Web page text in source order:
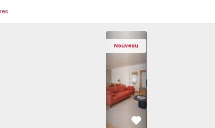
Varzim, Póvoa de Varzim, Beiriz e Argivai - 1574602 - 20
Póvoa de Varzim, Póvoa de Varzim, Beiriz e Argivai -
T3 Póvoa de Varzim, Póvoa de Varzim, Beiriz
Appartement T3 Póvoa de Varzim, Póvoa de
Appartement T3 Póvoa de Varzim,
Appartement T3 Póvoa de
Appartement
Nouveau
Appartement T4 Cascais, São
Appartement T4 Cascais,
Appartement T4
Préféré